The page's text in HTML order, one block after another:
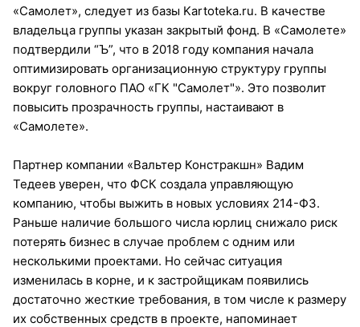
«Самолет», следует из базы Kartoteka.ru. В качестве
владельца группы указан закрытый фонд. В «Самолете»
подтвердили “Ъ”, что в 2018 году компания начала
оптимизировать организационную структуру группы
вокруг головного ПАО «ГК "Самолет"». Это позволит
повысить прозрачность группы, настаивают в
«Самолете».
Партнер компании «Вальтер Констракшн» Вадим
Тедеев уверен, что ФСК создала управляющую
компанию, чтобы выжить в новых условиях 214-ФЗ.
Раньше наличие большого числа юрлиц снижало риск
потерять бизнес в случае проблем с одним или
несколькими проектами. Но сейчас ситуация
изменилась в корне, и к застройщикам появились
достаточно жесткие требования, в том числе к размеру
их собственных средств в проекте, напоминает